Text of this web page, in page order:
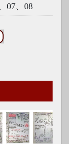
07、08